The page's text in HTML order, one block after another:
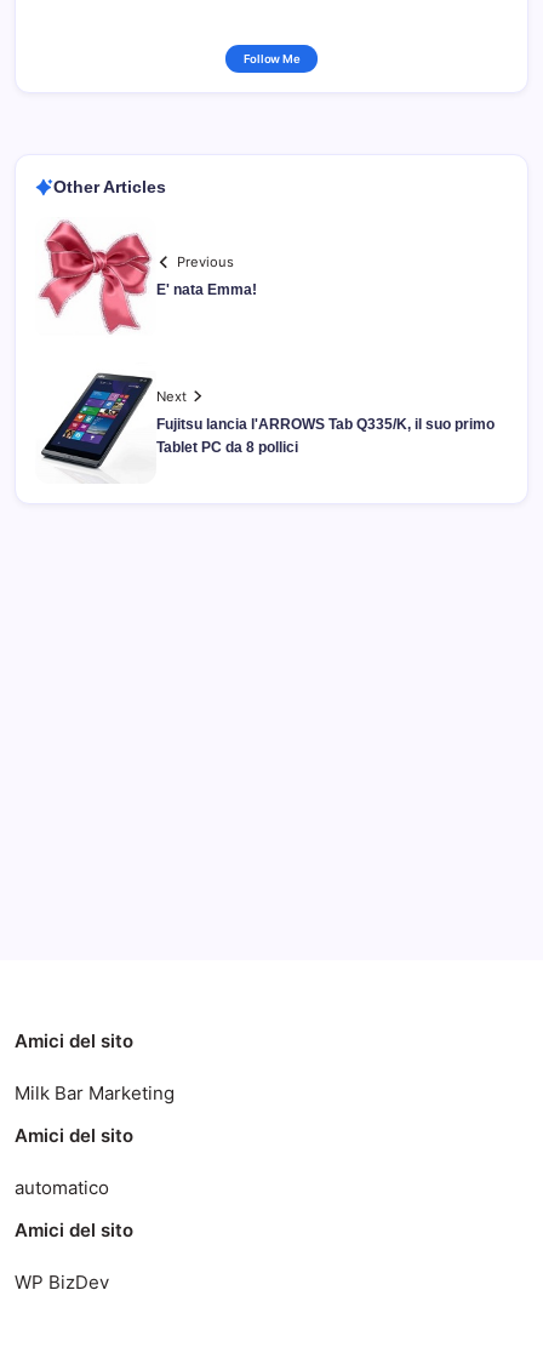
Follow Me
Other Articles
Previous
E' nata Emma!
Next
Fujitsu lancia l'ARROWS Tab Q335/K, il suo primo
Tablet PC da 8 pollici
Amici del sito
Milk Bar Marketing
Amici del sito
automatico
Amici del sito
WP BizDev